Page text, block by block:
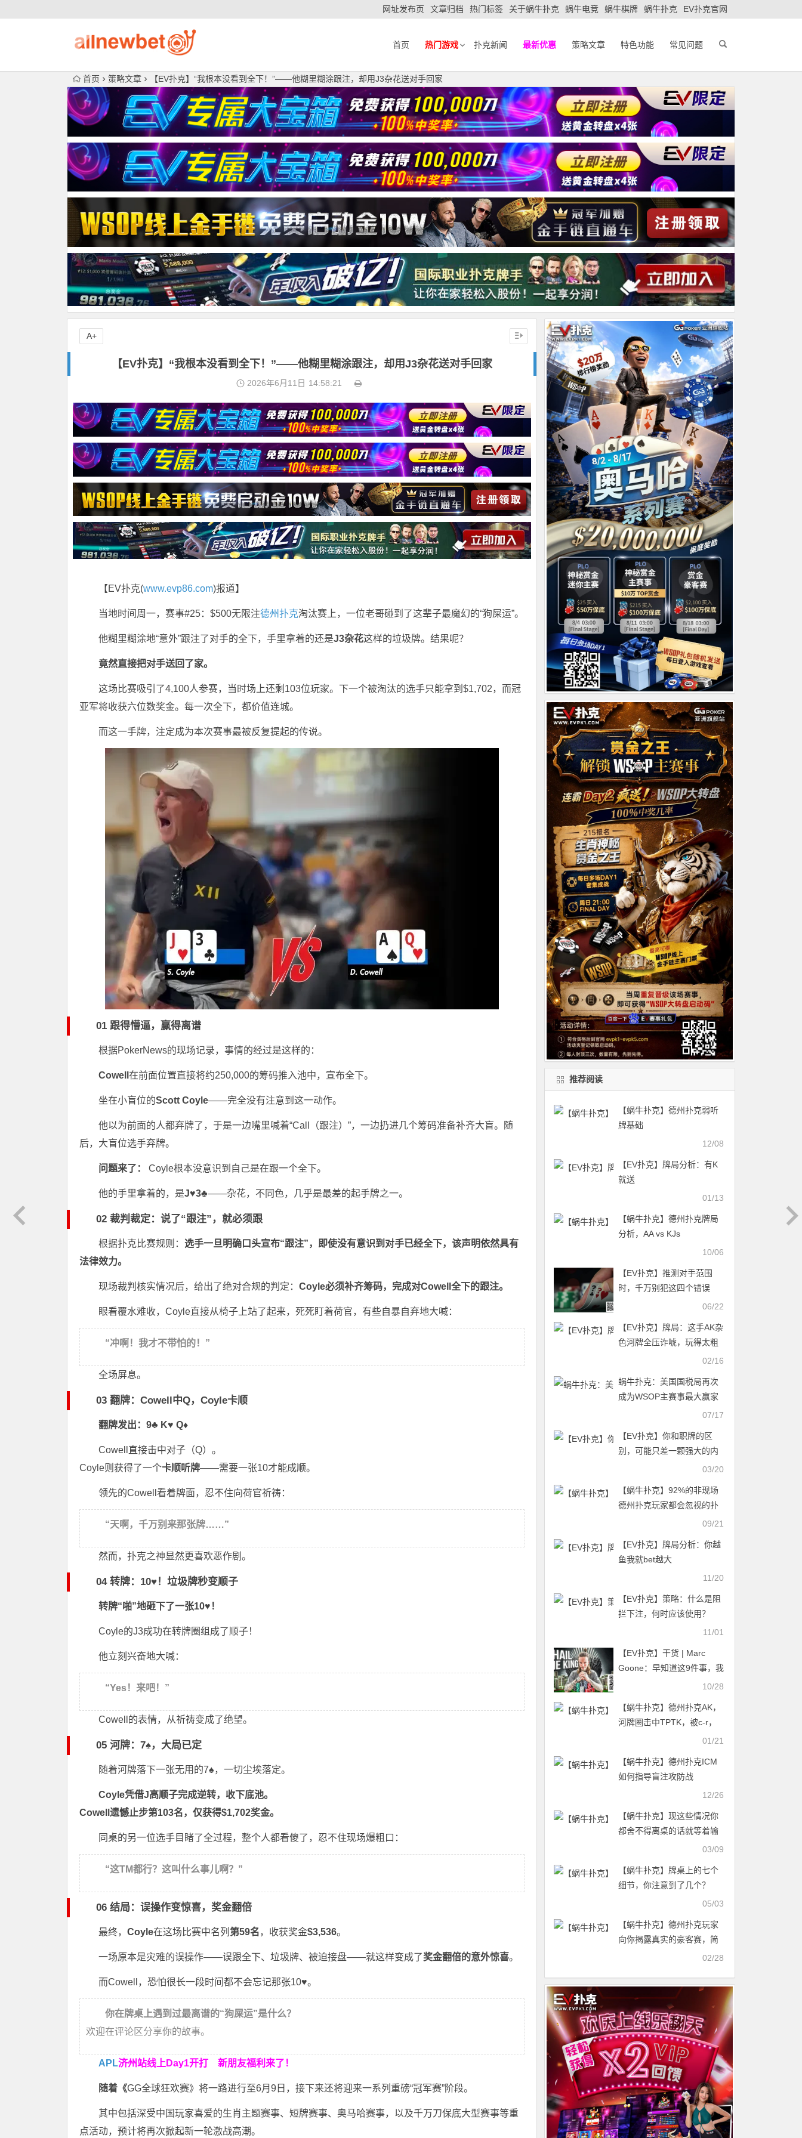
网址发布页 文章归档 热门标签 关于蜗牛扑克 蜗牛电竞 蜗牛棋牌 蜗牛扑克 EV扑克官网
首页 热门游戏 扑克新闻 最新优惠 策略文章 特色功能 常见问题
首页 策略文章 【EV扑克】“我根本没看到全下！”——他糊里糊涂跟注，却用J3杂花送对手回家
【EV扑克】“我根本没看到全下！”——他糊里糊涂跟注，却用J3杂花送对手回家
2026年6月11日 14:58:21
【EV扑克(www.evp86.com)报道】
当地时间周一，赛事#25：$500无限注德州扑克淘汰赛上，一位老哥碰到了这辈子最魔幻的“狗屎运”。
他糊里糊涂地“意外”跟注了对手的全下，手里拿着的还是J3杂花这样的垃圾牌。结果呢？
竟然直接把对手送回了家。
这场比赛吸引了4,100人参赛，当时场上还剩103位玩家。下一个被淘汰的选手只能拿到$1,702，而冠
亚军将收获六位数奖金。每一次全下，都价值连城。
而这一手牌，注定成为本次赛事最被反复提起的传说。
01 跟得懵逼，赢得离谱
根据PokerNews的现场记录，事情的经过是这样的：
Cowell 在前面位置直接将约250,000的筹码推入池中，宣布全下。
坐在小盲位的Scott Coyle——完全没有注意到这一动作。
他以为前面的人都弃牌了，于是一边嘴里喊着“Call（跟注）”，一边扔进几个筹码准备补齐大盲。随
后，大盲位选手弃牌。
问题来了： Coyle根本没意识到自己是在跟一个全下。
他的手里拿着的，是J♥3♣——杂花，不同色，几乎是最差的起手牌之一。
02 裁判裁定：说了“跟注”，就必须跟
根据扑克比赛规则： 选手一旦明确口头宣布“跟注”，即使没有意识到对手已经全下，该声明依然具有
法律效力。
现场裁判核实情况后，给出了绝对合规的判定： Coyle必须补齐筹码，完成对Cowell全下的跟注。
眼看覆水难收，Coyle直接从椅子上站了起来，死死盯着荷官，有些自暴自弃地大喊：
“冲啊！我才不带怕的！”
全场屏息。
03 翻牌：Cowell中Q，Coyle卡顺
翻牌发出：9♣ K♥ Q♦
Cowell直接击中对子（Q）。
Coyle则获得了一个卡顺听牌——需要一张10才能成顺。
领先的Cowell看着牌面，忍不住向荷官祈祷：
“天啊，千万别来那张牌……”
然而，扑克之神显然更喜欢恶作剧。
04 转牌：10♥！垃圾牌秒变顺子
转牌“啪”地砸下了一张10♥！
Coyle的J3成功在转牌圈组成了顺子！
他立刻兴奋地大喊：
“Yes！来吧！”
Cowell的表情，从祈祷变成了绝望。
05 河牌：7♠，大局已定
随着河牌落下一张无用的7♠，一切尘埃落定。
Coyle凭借J高顺子完成逆转，收下底池。
Cowell遗憾止步第103名，仅获得$1,702奖金。
同桌的另一位选手目睹了全过程，整个人都看傻了，忍不住现场爆粗口：
“这TM都行？这叫什么事儿啊？”
06 结局：误操作变惊喜，奖金翻倍
最终， Coyle在这场比赛中名列 第59名，收获奖金$3,536。
一场原本是灾难的误操作——误跟全下、垃圾牌、被迫接盘——就这样变成了奖金翻倍的意外惊喜。
而Cowell，恐怕很长一段时间都不会忘记那张10♥。
你在牌桌上遇到过最离谱的“狗屎运”是什么？
欢迎在评论区分享你的故事。
APL济州站线上Day1开打 新朋友福利来了！
随着《GG全球狂欢赛》将一路进行至6月9日，接下来还将迎来一系列重磅“冠军赛”阶段。
其中包括深受中国玩家喜爱的生肖主题赛事、短牌赛事、奥马哈赛事，以及千万刀保底大型赛事等重
点活动，预计将再次掀起新一轮激战高潮。
A+
推荐阅读
【蜗牛扑克】德州扑克弱听
牌基础
12/08
【EV扑克】牌局分析：有K
就送
01/13
【蜗牛扑克】德州扑克牌局
分析，AA vs KJs
10/06
【EV扑克】推测对手范围
时，千万别犯这四个错误
06/22
【EV扑克】牌局：这手AK杂
色河牌全压诈唬，玩得太粗
02/16
蜗牛扑克：美国国税局再次
成为WSOP主赛事最大赢家
07/17
【EV扑克】你和职牌的区
别，可能只差一颗强大的内
03/20
【蜗牛扑克】92%的非现场
德州扑克玩家都会忽视的扑
09/21
【EV扑克】牌局分析：你越
鱼我就bet越大
11/20
【EV扑克】策略：什么是阻
拦下注，何时应该使用？
11/01
【EV扑克】干货 | Marc
Goone：早知道这9件事，我
打牌赚第一个100万能少走
10/28
【蜗牛扑克】德州扑克AK，
河牌圈击中TPTK，被c-r，
01/21
【蜗牛扑克】德州扑克ICM
如何指导盲注攻防战
12/26
【蜗牛扑克】现这些情况你
都舍不得离桌的话就等着输
03/09
【蜗牛扑克】牌桌上的七个
细节，你注意到了几个？
05/03
【蜗牛扑克】德州扑克玩家
向你揭露真实的豪客赛，简
02/28